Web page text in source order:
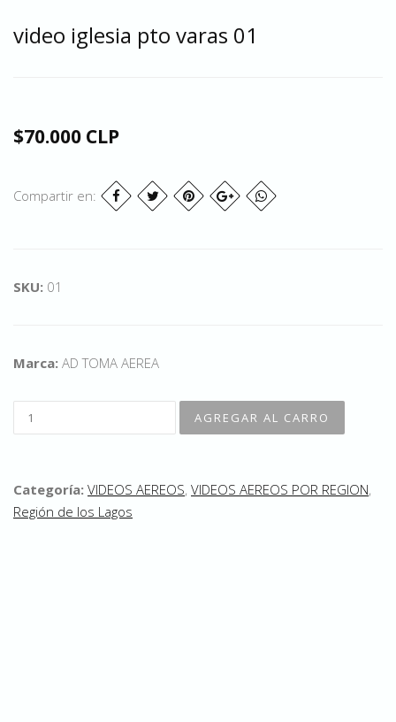
video iglesia pto varas 01
$70.000 CLP
Compartir en:
SKU: 01
Marca: AD TOMA AEREA
Categoría: VIDEOS AEREOS, VIDEOS AEREOS POR REGION,
Región de los Lagos